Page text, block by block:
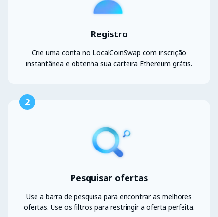
Registro
Crie uma conta no LocalCoinSwap com inscrição
instantânea e obtenha sua carteira Ethereum grátis.
2
Pesquisar ofertas
Use a barra de pesquisa para encontrar as melhores
ofertas. Use os filtros para restringir a oferta perfeita.